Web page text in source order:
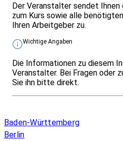
Der Veranstalter sendet
zum Kurs sowie alle
Ihren Arbeitgeber zu.
Wichtige Angaben
Die Informationen zu diesem
Veranstalter. Bei Fragen oder
Sie ihn bitte direkt.
Baden-Württemberg
Berlin